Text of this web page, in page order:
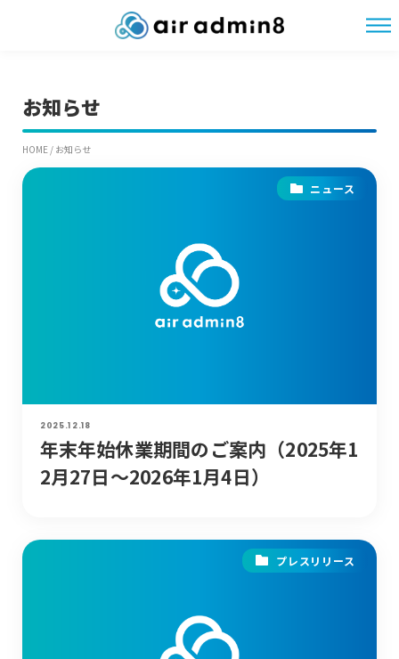
お知らせ
HOME/ お知らせ
ニュース
2025.12.18
年末年始休業期間のご案内（2025年1
2月27日〜2026年1月4日）
プレスリリース